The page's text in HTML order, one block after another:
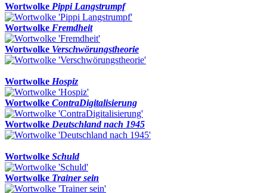
Wortwolke Pippi Langstrumpf
Wortwolke Fremdheit
Wortwolke Verschwörungstheorie
Wortwolke Hospiz
Wortwolke ContraDigitalisierung
Wortwolke Deutschland nach 1945
Wortwolke Schuld
Wortwolke Trainer sein